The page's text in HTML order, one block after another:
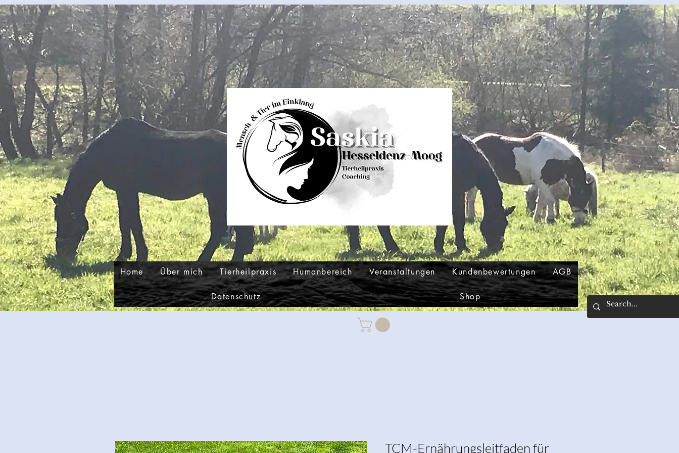
Home Über mich Tierheilpraxis Humanbereich Veranstaltungen Kundenbewertungen AGB
Datenschutz Shop
TCM-Ernährungsleitfaden für